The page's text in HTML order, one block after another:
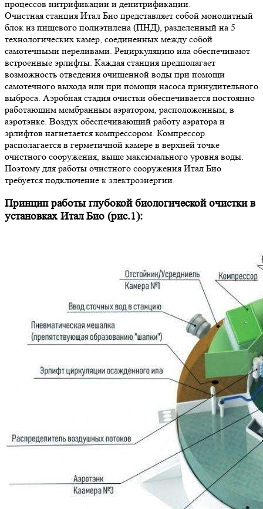
процессов нитрификации и денитрификации.
Очистная станция Итал Био представляет собой монолитный
блок из пищевого полиэтилена (ПНД), разделенный на 5
технологических камер, соединенных между собой
самотечными переливами. Рециркуляцию ила обеспечивают
встроенные эрлифты. Каждая станция предполагает
возможность отведения очищенной воды при помощи
самотечного выхода или при помощи насоса принудительного
выброса. Аэробная стадия очистки обеспечивается постоянно
работающим мембранным аэратором, расположенным, в
аэротэнке. Воздух обеспечивающий работу аэратора и
эрлифтов нагнетается компрессором. Компрессор
располагается в герметичной камере в верхней точке
очистного сооружения, выше максимального уровня воды.
Поэтому для работы очистного сооружения Итал Био
требуется подключение к электроэнергии.
Принцип работы глубокой биологической очистки в
установках Итал Био (рис.1):